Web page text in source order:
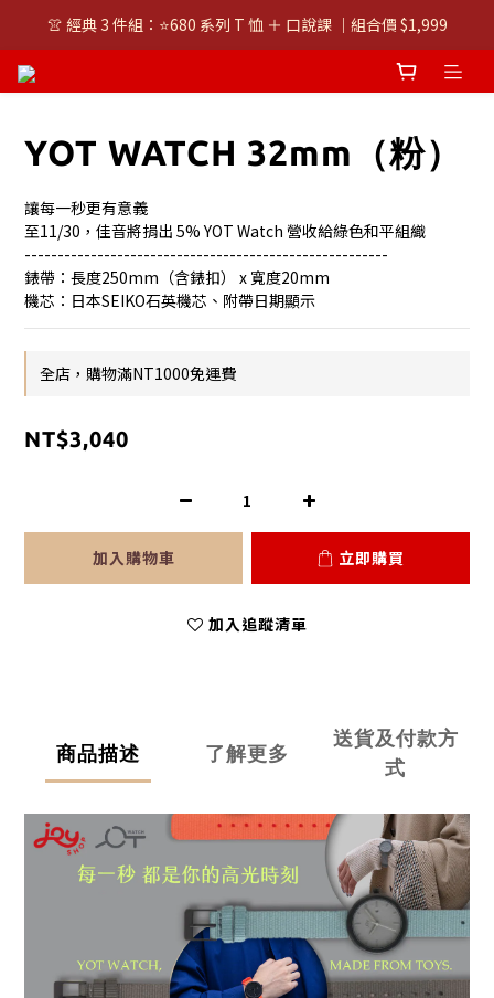
👚 經典 3 件組：⭐680 系列 T 恤 ＋ 口說課 ｜組合價 $1,999
👚 經典 3 件組：⭐680 系列 T 恤 ＋ 口說課 ｜組合價 $1,999
YOT WATCH 32mm（粉）
讓每一秒更有意義
至11/30，佳音將捐出 5% YOT Watch 營收給綠色和平組織
-------------------------------------------------------
錶帶：長度250mm（含錶扣） x 寬度20mm
機芯：日本SEIKO石英機芯、附帶日期顯示
全店，購物滿NT1000免運費
NT$3,040
加入購物車 立即購買
加入追蹤清單
商品描述 了解更多
送貨及付款方
式